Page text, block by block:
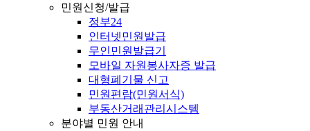
민원신청/발급
정부24
인터넷민원발급
무인민원발급기
모바일 자원봉사자증 발급
대형폐기물 신고
민원편람(민원서식)
부동산거래관리시스템
분야별 민원 안내